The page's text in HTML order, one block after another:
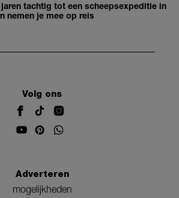
jaren tachtig tot een scheepsexpeditie in
nemen je mee op reis
Volg ons
Adverteren
mogelijkheden